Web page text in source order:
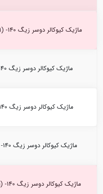
ماژیک کیوکالر دوسر زیگ Dark Steel Gray (829) -140
ماژیک کیوکالر دوسر زیگ Gray Tint (831) -140
ماژیک کیوکالر دوسر زیگ Mid Gray (838) -140
ماژیک کیوکالر دوسر زیگ Green Gray 1 (840) -140
ماژیک کیوکالر دوسر زیگ Pale Dawn Gray (841) -140